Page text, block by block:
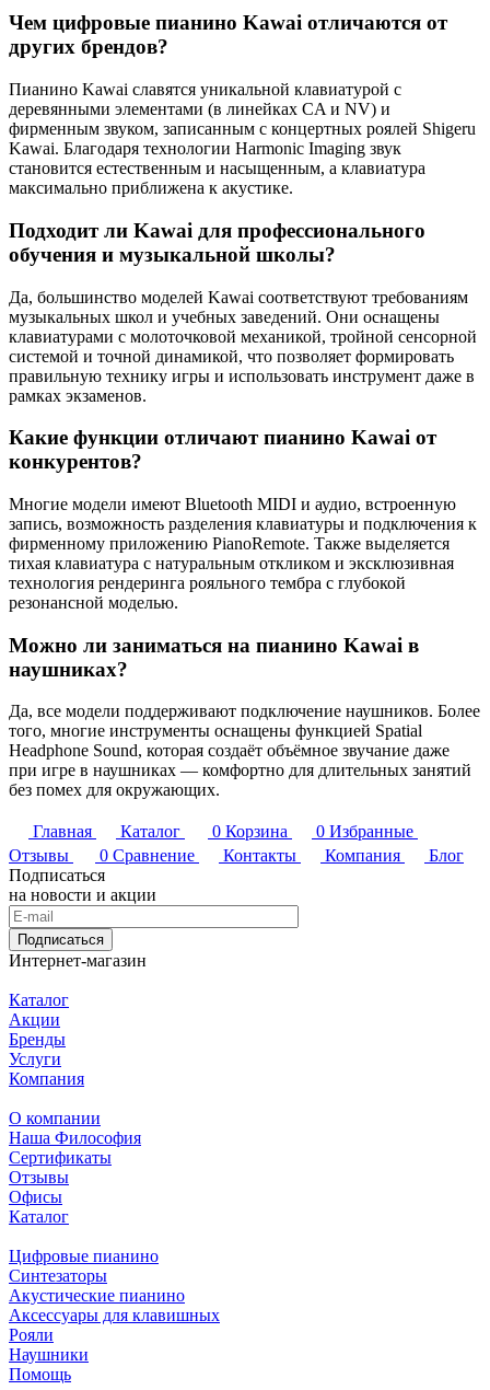
Чем цифровые пианино Kawai отличаются от
других брендов?
Пианино Kawai славятся уникальной клавиатурой с
деревянными элементами (в линейках CA и NV) и
фирменным звуком, записанным с концертных роялей Shigeru
Kawai. Благодаря технологии Harmonic Imaging звук
становится естественным и насыщенным, а клавиатура
максимально приближена к акустике.
Подходит ли Kawai для профессионального
обучения и музыкальной школы?
Да, большинство моделей Kawai соответствуют требованиям
музыкальных школ и учебных заведений. Они оснащены
клавиатурами с молоточковой механикой, тройной сенсорной
системой и точной динамикой, что позволяет формировать
правильную технику игры и использовать инструмент даже в
рамках экзаменов.
Какие функции отличают пианино Kawai от
конкурентов?
Многие модели имеют Bluetooth MIDI и аудио, встроенную
запись, возможность разделения клавиатуры и подключения к
фирменному приложению PianoRemote. Также выделяется
тихая клавиатура с натуральным откликом и эксклюзивная
технология рендеринга рояльного тембра с глубокой
резонансной моделью.
Можно ли заниматься на пианино Kawai в
наушниках?
Да, все модели поддерживают подключение наушников. Более
того, многие инструменты оснащены функцией Spatial
Headphone Sound, которая создаёт объёмное звучание даже
при игре в наушниках — комфортно для длительных занятий
без помех для окружающих.
Главная Каталог 0 Корзина 0 Избранные
Отзывы
0 Сравнение Контакты Компания
Блог
Подписаться
на новости и акции
Подписаться
Интернет-магазин
Каталог
Акции
Бренды
Услуги
Компания
О компании
Наша Философия
Сертификаты
Отзывы
Офисы
Каталог
Цифровые пианино
Синтезаторы
Акустические пианино
Аксессуары для клавишных
Рояли
Наушники
Помощь